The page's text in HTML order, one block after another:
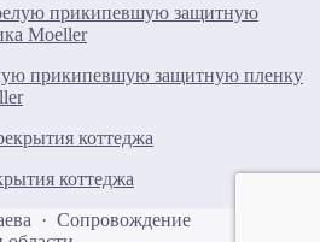
прикипевшую защитную пленку
коттеджа
· Сопровождение